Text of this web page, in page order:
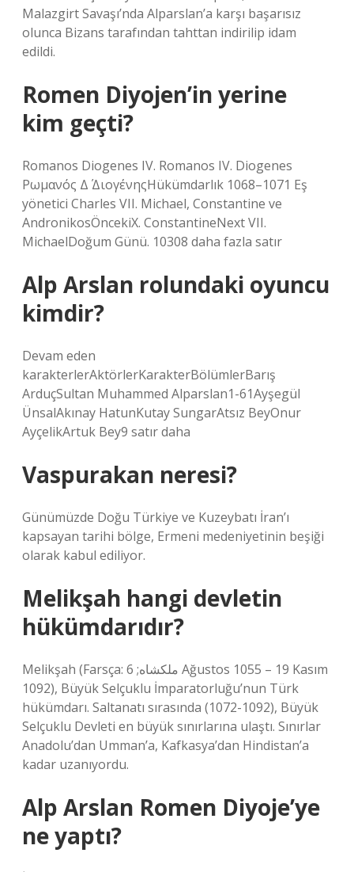
Malazgirt Savaşı’nda Alparslan’a karşı başarısız
olunca Bizans tarafından tahttan indirilip idam
edildi.
Romen Diyojen’in yerine
kim geçti?
Romanos Diogenes IV. Romanos IV. Diogenes
Ρωμανός Δ΄ ΔιογένηςHükümdarlık 1068–1071 Eş
yönetici Charles VII. Michael, Constantine ve
AndronikosÖncekiX. ConstantineNext VII.
MichaelDoğum Günü. 10308 daha fazla satır
Alp Arslan rolundaki oyuncu
kimdir?
Devam eden
karakterlerAktörlerKarakterBölümlerBarış
ArduçSultan Muhammed Alparslan1-61Ayşegül
ÜnsalAkınay HatunKutay SungarAtsız BeyOnur
AyçelikArtuk Bey9 satır daha
Vaspurakan neresi?
Günümüzde Doğu Türkiye ve Kuzeybatı İran’ı
kapsayan tarihi bölge, Ermeni medeniyetinin beşiği
olarak kabul ediliyor.
Melikşah hangi devletin
hükümdarıdır?
Melikşah (Farsça: ملكشاه; 6 Ağustos 1055 – 19 Kasım
1092), Büyük Selçuklu İmparatorluğu’nun Türk
hükümdarı. Saltanatı sırasında (1072-1092), Büyük
Selçuklu Devleti en büyük sınırlarına ulaştı. Sınırlar
Anadolu’dan Umman’a, Kafkasya’dan Hindistan’a
kadar uzanıyordu.
Alp Arslan Romen Diyoje’ye
ne yaptı?